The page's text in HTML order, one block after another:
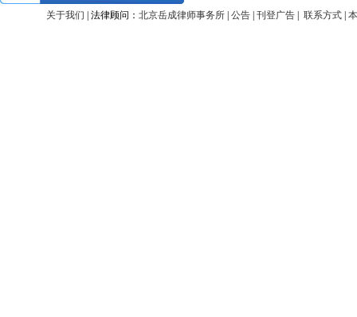
关于我们
| 法律顾问：北京岳成律师事务所 |公告 |刊登广告 |联系方式 |